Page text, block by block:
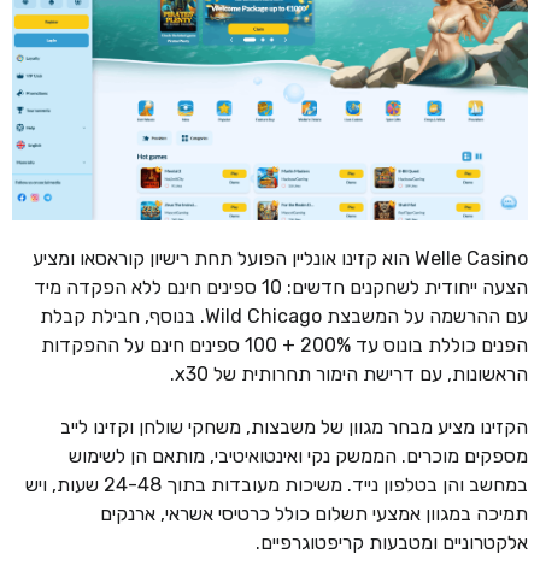
Welle Casino הוא קזינו אונליין הפועל תחת רישיון קוראסאו ומציע
הצעה ייחודית לשחקנים חדשים: 10 ספינים חינם ללא הפקדה מיד
עם ההרשמה על המשבצת Wild Chicago. בנוסף, חבילת קבלת
הפנים כוללת בונוס עד 200% + 100 ספינים חינם על ההפקדות
הראשונות, עם דרישת הימור תחרותית של x30.
הקזינו מציע מבחר מגוון של משבצות, משחקי שולחן וקזינו לייב
מספקים מוכרים. הממשק נקי ואינטואיטיבי, מותאם הן לשימוש
במחשב והן בטלפון נייד. משיכות מעובדות בתוך 24-48 שעות, ויש
תמיכה במגוון אמצעי תשלום כולל כרטיסי אשראי, ארנקים
אלקטרוניים ומטבעות קריפטוגרפיים.